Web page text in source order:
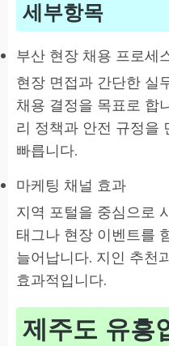
세부항목
부산 현장 채용 프로세
현장 면접과 간단한 실
채용 결정을 목표로 합
리 정책과 안전 규정을
빠릅니다.
마케팅 채널 효과
지역 포털을 중심으로
태그나 현장 이벤트를
늘어납니다. 지인 추천
효과적입니다.
제주도 유흥